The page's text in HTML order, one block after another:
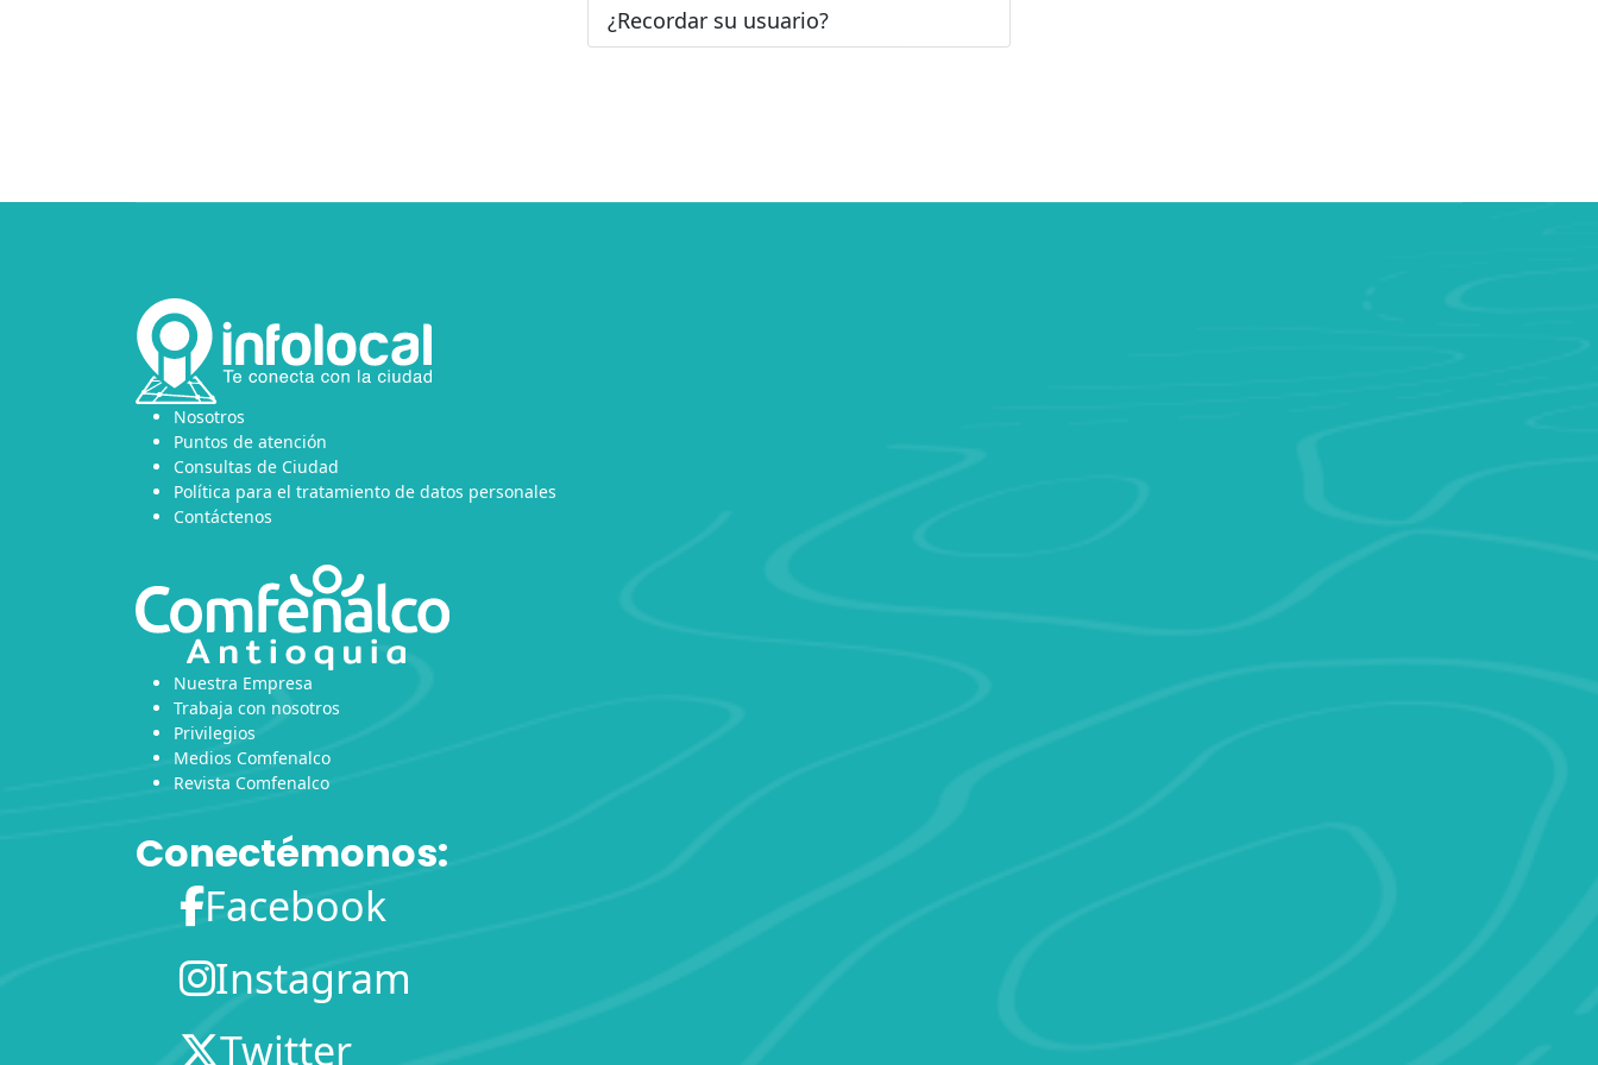
¿Recordar su usuario?
Nosotros
Puntos de atención
Consultas de Ciudad
Política para el tratamiento de datos personales
Contáctenos
Nuestra Empresa
Trabaja con nosotros
Privilegios
Medios Comfenalco
Revista Comfenalco
Conectémonos:
Facebook
Instagram
Twitter